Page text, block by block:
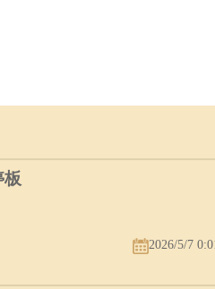
2026/5/7